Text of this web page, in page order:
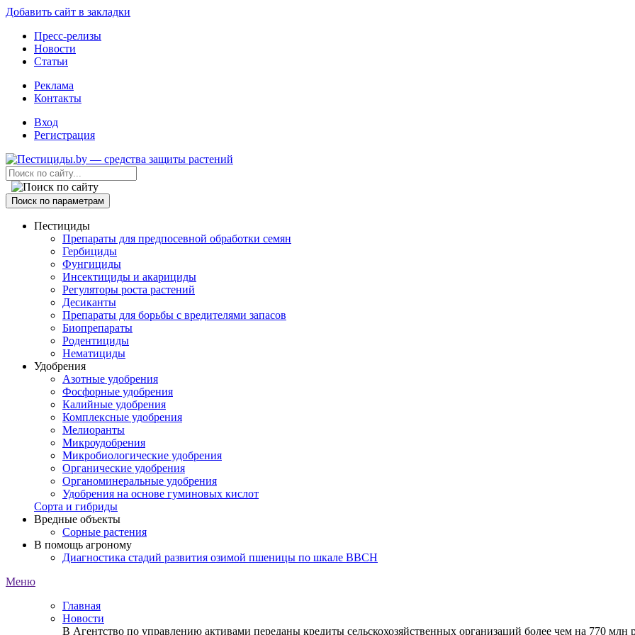
Добавить сайт в закладки
Пресс-релизы
Новости
Статьи
Реклама
Контакты
Вход
Регистрация
Поиск по параметрам
Пестициды
Препараты для предпосевной обработки семян
Гербициды
Фунгициды
Инсектициды и акарициды
Регуляторы роста растений
Десиканты
Препараты для борьбы с вредителями запасов
Биопрепараты
Родентициды
Нематициды
Удобрения
Азотные удобрения
Фосфорные удобрения
Калийные удобрения
Комплексные удобрения
Мелиоранты
Микроудобрения
Микробиологические удобрения
Органические удобрения
Органоминеральные удобрения
Удобрения на основе гуминовых кислот
Сорта и гибриды
Вредные объекты
Сорные растения
В помощь агроному
Диагностика стадий развития озимой пшеницы по шкале ВВСН
Меню
Главная
Новости
В Агентство по управлению активами переданы кредиты сельскохозяйственных организаций более чем на 770 млн